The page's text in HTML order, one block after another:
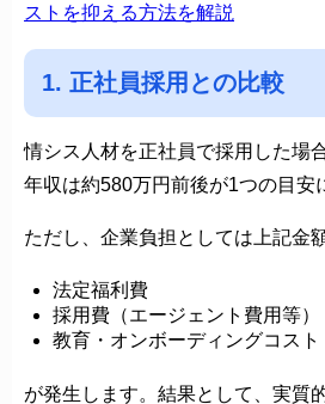
ストを抑える方法を解説
1. 正社員採用との比較
情シス人材を正社員で採用した場
年収は約580万円前後が1つの目安
ただし、企業負担としては上記金
法定福利費
採用費（エージェント費用等）
教育・オンボーディングコスト
が発生します。結果として、実質